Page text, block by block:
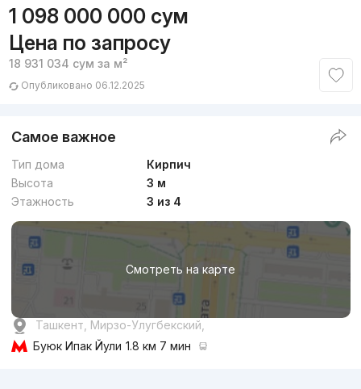
1 098 000 000 сум
Цена по запросу
18 931 034 сум за м²
Опубликовано 06.12.2025
Самое важное
Тип дома
Кирпич
Высота
3 м
Этажность
3 из 4
Смотреть на карте
Ташкент, Мирзо-Улугбекский,
Буюк Ипак Йули 1.8 км 7 мин